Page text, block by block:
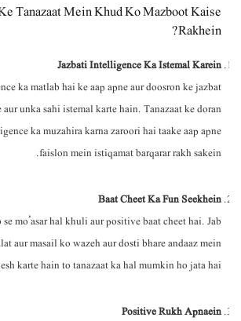
Tanazaat Mein Khud Ko Mazboot Kaise
Rakhein?
Jazbati Intelligence Ka Istemal Karein
ka matlab hai ke aap apne aur doosron ke jazbat
aur unka sahi istemal karte hain. Tanazaat ke doran
ka muzahira karna zaroori hai taake aap apne
faislon mein istiqamat barqarar rakh sakein.
Baat Cheet Ka Fun Seekhein
se mo’asar hal khuli aur positive baat cheet hai. Jab
aur masail ko wazeh aur dosti bhare andaaz mein
karte hain to tanazaat ka hal mumkin ho jata hai.
Positive Rukh Apnaein